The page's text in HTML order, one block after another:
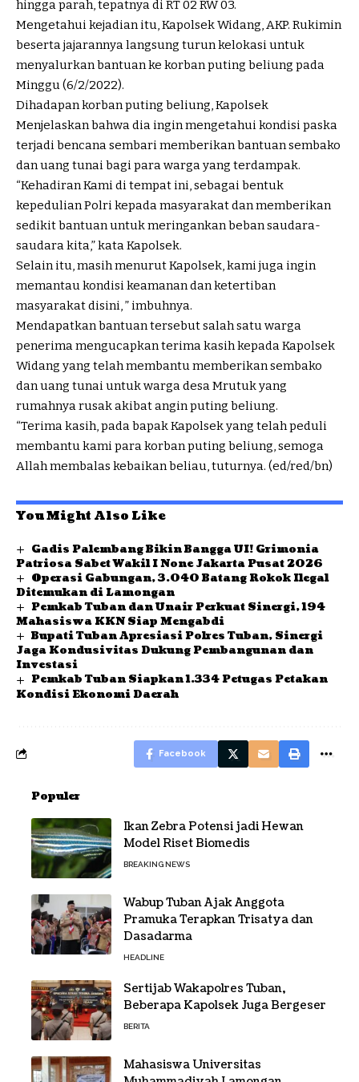
hingga parah, tepatnya di RT 02 RW 03.
Mengetahui kejadian itu, Kapolsek Widang, AKP. Rukimin
beserta jajarannya langsung turun kelokasi untuk
menyalurkan bantuan ke korban puting beliung pada
Minggu (6/2/2022).
Dihadapan korban puting beliung, Kapolsek
Menjelaskan bahwa dia ingin mengetahui kondisi paska
terjadi bencana sembari memberikan bantuan sembako
dan uang tunai bagi para warga yang terdampak.
“Kehadiran Kami di tempat ini, sebagai bentuk
kepedulian Polri kepada masyarakat dan memberikan
sedikit bantuan untuk meringankan beban saudara-
saudara kita,” kata Kapolsek.
Selain itu, masih menurut Kapolsek, kami juga ingin
memantau kondisi keamanan dan ketertiban
masyarakat disini, ” imbuhnya.
Mendapatkan bantuan tersebut salah satu warga
penerima mengucapkan terima kasih kepada Kapolsek
Widang yang telah membantu memberikan sembako
dan uang tunai untuk warga desa Mrutuk yang
rumahnya rusak akibat angin puting beliung.
“Terima kasih, pada bapak Kapolsek yang telah peduli
membantu kami para korban puting beliung, semoga
Allah membalas kebaikan beliau, tuturnya. (ed/red/bn)
You Might Also Like
Gadis Palembang Bikin Bangga UI! Grimonia
Patriosa Sabet Wakil I None Jakarta Pusat 2026
Operasi Gabungan, 3.040 Batang Rokok Ilegal
Ditemukan di Lamongan
Pemkab Tuban dan Unair Perkuat Sinergi, 194
Mahasiswa KKN Siap Mengabdi
Bupati Tuban Apresiasi Polres Tuban, Sinergi
Jaga Kondusivitas Dukung Pembangunan dan
Investasi
Pemkab Tuban Siapkan 1.334 Petugas Petakan
Kondisi Ekonomi Daerah
Facebook
Populer
Ikan Zebra Potensi jadi Hewan
Model Riset Biomedis
BREAKING NEWS
Wabup Tuban Ajak Anggota
Pramuka Terapkan Trisatya dan
Dasadarma
HEADLINE
Sertijab Wakapolres Tuban,
Beberapa Kapolsek Juga Bergeser
BERITA
Mahasiswa Universitas